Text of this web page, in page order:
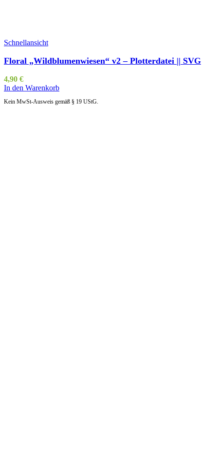
Schnellansicht
Floral „Wildblumenwiesen“ v2 – Plotterdatei || SVG
4,90 €
In den Warenkorb
Kein MwSt-Ausweis gemäß § 19 UStG.